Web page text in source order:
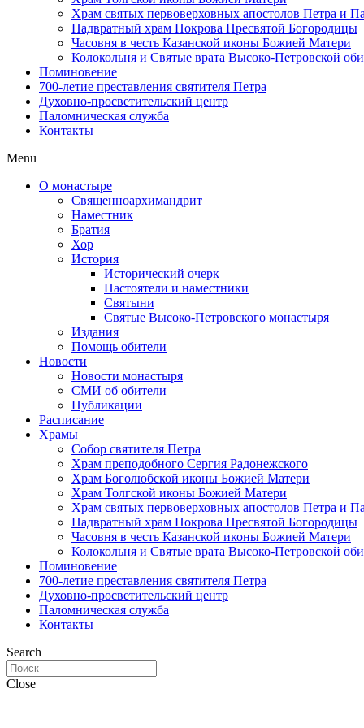
Храм святых первоверховных апостолов Петра и
Надвратный храм Покрова Пресвятой Богородицы
Часовня в честь Казанской иконы Божией Матери
Колокольня и Святые врата Высоко-Петровской
Поминовение
700-летие преставления святителя Петра
Духовно-просветительский центр
Паломническая служба
Контакты
Menu
О монастыре
Священноархимандрит
Наместник
Братия
Хор
История
Исторический очерк
Настоятели и наместники
Святыни
Святые Высоко-Петровского монастыря
Издания
Помощь обители
Новости
Новости монастыря
СМИ об обители
Публикации
Расписание
Храмы
Собор святителя Петра
Храм преподобного Сергия Радонежского
Храм Боголюбской иконы Божией Матери
Храм Толгской иконы Божией Матери
Храм святых первоверховных апостолов Петра и
Надвратный храм Покрова Пресвятой Богородицы
Часовня в честь Казанской иконы Божией Матери
Колокольня и Святые врата Высоко-Петровской
Поминовение
700-летие преставления святителя Петра
Духовно-просветительский центр
Паломническая служба
Контакты
Search
Close